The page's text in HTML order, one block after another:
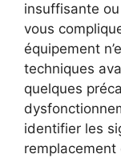
insuffisante
vous
équipement
techniques
quelques
identifier les